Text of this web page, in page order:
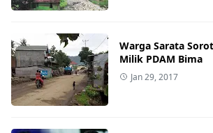
Warga Sarata
Milik PDAM Bima
Jan 29, 2017